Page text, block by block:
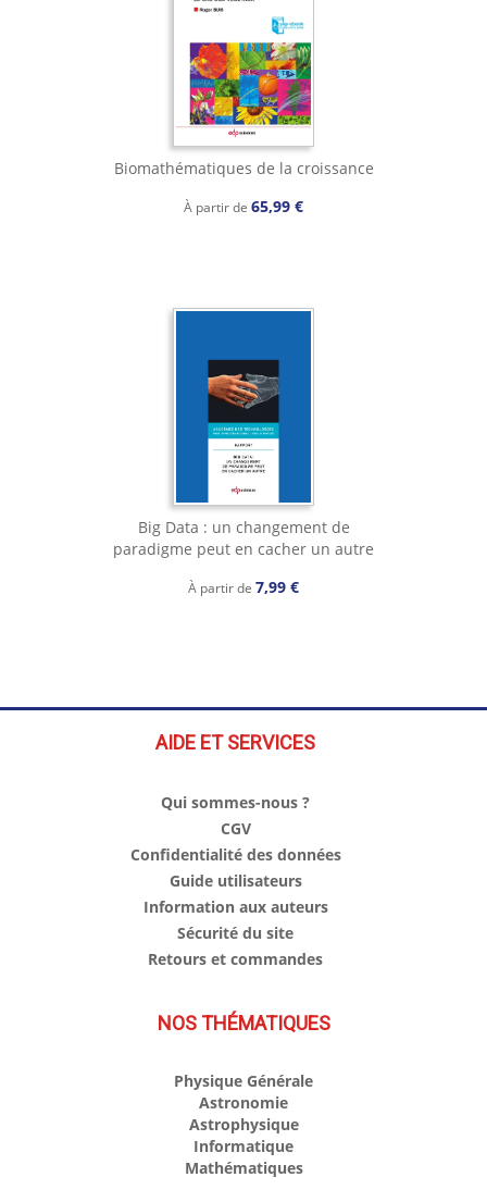
Biomathématiques de la croissance
À partir de 65,99 €
Big Data : un changement de
paradigme peut en cacher un autre
À partir de 7,99 €
AIDE ET SERVICES
Qui sommes-nous ?
CGV
Confidentialité des données
Guide utilisateurs
Information aux auteurs
Sécurité du site
Retours et commandes
NOS THÉMATIQUES
Physique Générale
Astronomie
Astrophysique
Informatique
Mathématiques